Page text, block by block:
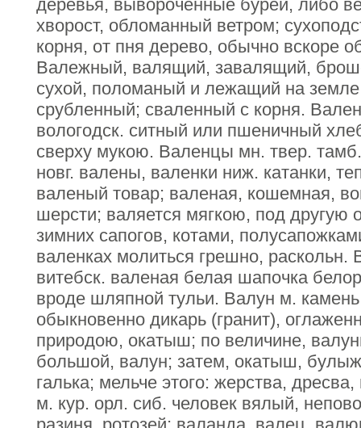
деревья, вывороченные бурей, либо
хворост, обломанный ветром;
корня, от пня дерево, обычно вскоре
Валежный, валящий, завалящий,
сухой, поломаный и лежащий на
срубленный; сваленный с корня.
вологодск. ситный или пшеничный
сверху мукою. Валенцы мн. твер.
новг. валены, валенки ниж. катанки,
валеный товар; валеная, кошемная,
шерсти; валяется мягкою, под другую
зимних сапогов, котами,
валенках молиться грешно, раскольн.
витебск. валеная белая шапочка
вроде шляпной тульи. Валун м.
обыкновенно дикарь (гранит),
природою, окатыш; по величине,
большой, валун; затем, окатыш,
галька; мельче этого: жерства,
м. кур. орл. сиб. человек вялый,